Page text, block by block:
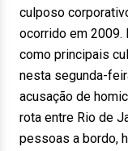
culposo
ocorrido em 2009.
como principais
nesta segunda-
acusação de
rota entre Rio de
pessoas a bordo,